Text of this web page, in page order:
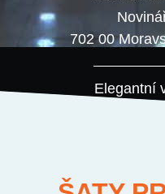
702 00
Elegantní